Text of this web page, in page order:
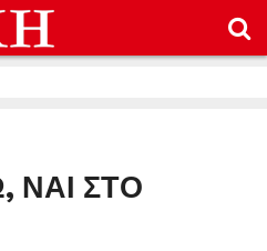
ΝΑΙ ΣΤΟ